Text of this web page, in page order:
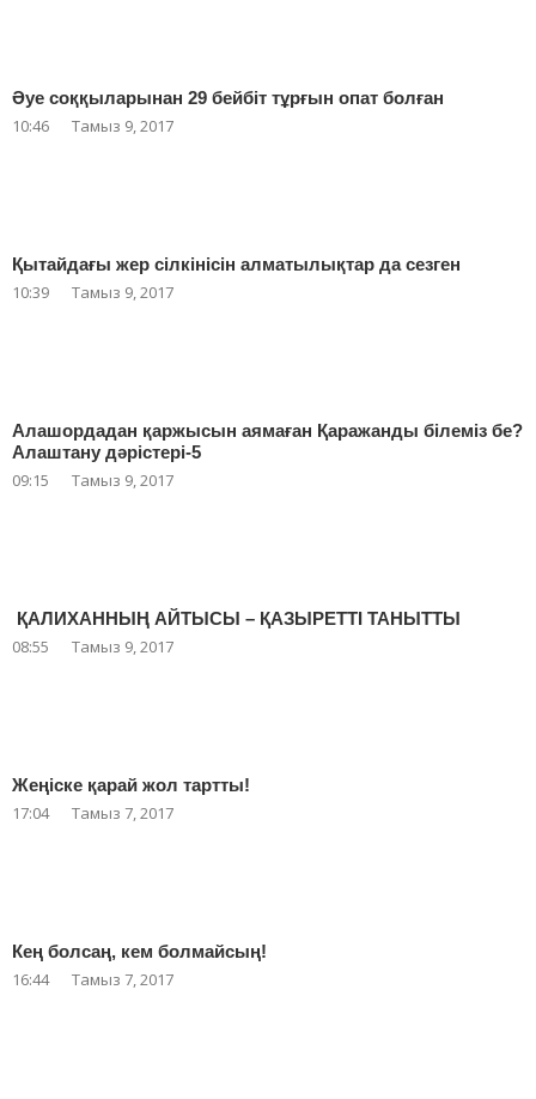
Әуе соққыларынан 29 бейбіт тұрғын опат болған
10:46 Тамыз 9, 2017
Қытайдағы жер сілкінісін алматылықтар да сезген
10:39 Тамыз 9, 2017
Алашордадан қаржысын аямаған Қаражанды білеміз бе?
Алаштану дәрістері-5
09:15 Тамыз 9, 2017
ҚАЛИХАННЫҢ АЙТЫСЫ – ҚАЗЫРЕТТІ ТАНЫТТЫ
08:55 Тамыз 9, 2017
Жеңіске қарай жол тартты!
17:04 Тамыз 7, 2017
Кең болсаң, кем болмайсың!
16:44 Тамыз 7, 2017